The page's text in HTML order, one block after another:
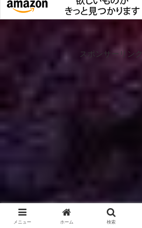
スポンサーリンク
メニュー ホーム 検索